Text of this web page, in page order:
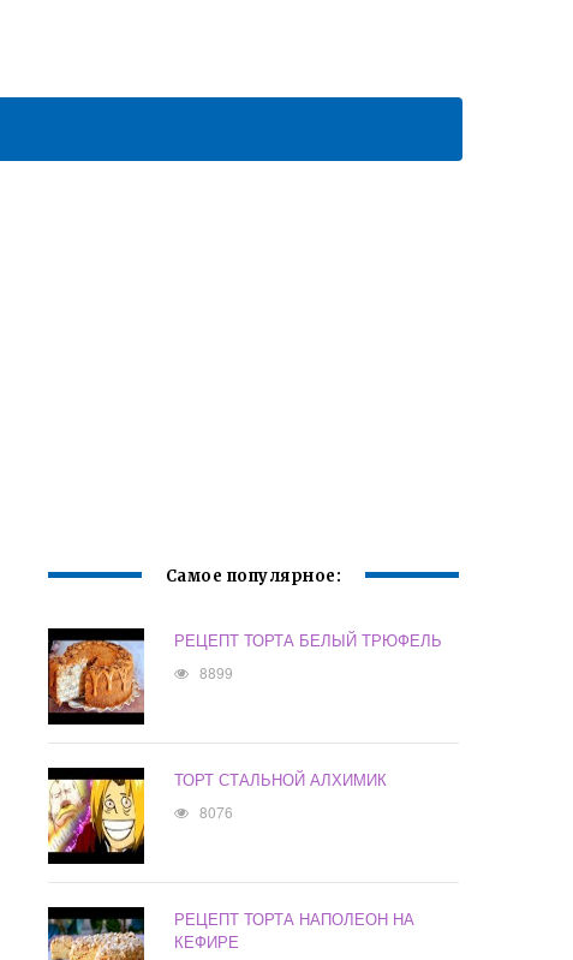
Самое популярное:
РЕЦЕПТ ТОРТА БЕЛЫЙ ТРЮФЕЛЬ
8899
ТОРТ СТАЛЬНОЙ АЛХИМИК
8076
РЕЦЕПТ ТОРТА НАПОЛЕОН НА
КЕФИРЕ